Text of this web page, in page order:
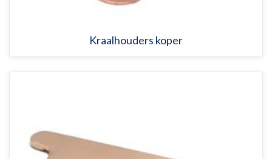
Kraalhouders koper